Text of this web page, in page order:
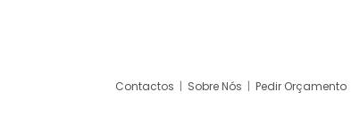
Contactos | Sobre Nós | Pedir Orçamento